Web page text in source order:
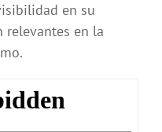
en su
en la